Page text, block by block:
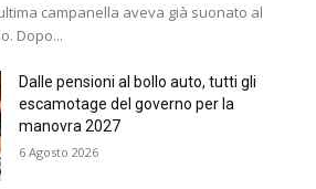
campanella aveva già suonato al
Dopo...
Dalle pensioni al bollo auto, tutti gli
escamotage del governo per la
manovra 2027
6 Agosto 2026